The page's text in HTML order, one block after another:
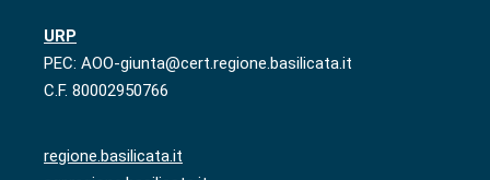
URP
PEC: AOO-giunta@cert.regione.basilicata.it
C.F. 80002950766
regione.basilicata.it